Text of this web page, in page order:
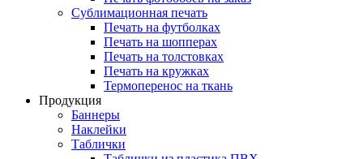
Сублимационная печать
Печать на футболках
Печать на шопперах
Печать на толстовках
Печать на кружках
Термоперенос на ткань
Продукция
Баннеры
Наклейки
Таблички